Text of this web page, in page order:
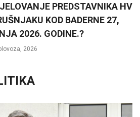
PREDSTAVNIKA HV
KOD BADERNE 27,
2026. GODINE.?
2026